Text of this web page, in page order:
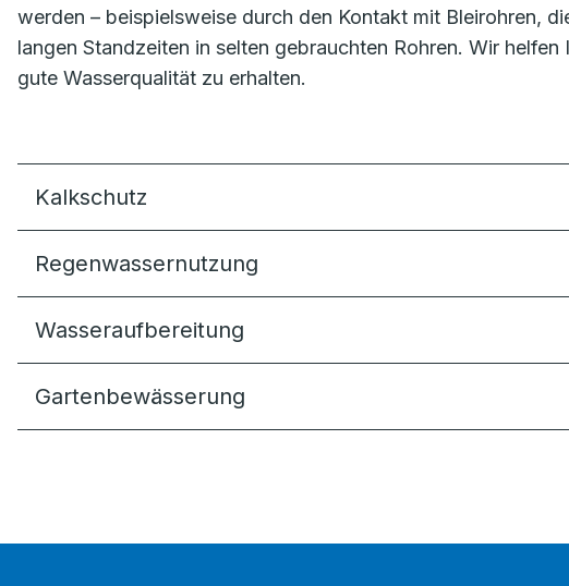
werden – beispielsweise durch den Kontakt mit Bleirohren,
langen Standzeiten in selten gebrauchten Rohren. Wir
gute Wasserqualität zu erhalten.
Kalkschutz
Regenwassernutzung
Wasseraufbereitung
Gartenbewässerung